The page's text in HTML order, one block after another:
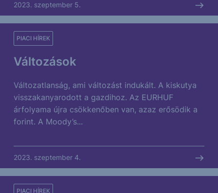
2023. szeptember 5.
Változások
PIACI HÍREK
Változatlanság, ami változást indukált. A kiskutya
visszakanyarodott a gazdihoz. Az EURHUF
árfolyama újra csökkenőben van, azaz erősödik a
forint. A Moody’s...
2023. szeptember 4.
PIACI HÍREK